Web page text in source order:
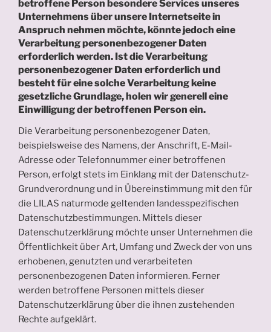
betroffene Person besondere Services unseres
Unternehmens über unsere Internetseite in
Anspruch nehmen möchte, könnte jedoch eine
Verarbeitung personenbezogener Daten
erforderlich werden. Ist die Verarbeitung
personenbezogener Daten erforderlich und
besteht für eine solche Verarbeitung keine
gesetzliche Grundlage, holen wir generell eine
Einwilligung der betroffenen Person ein.
Die Verarbeitung personenbezogener Daten,
beispielsweise des Namens, der Anschrift, E-Mail-
Adresse oder Telefonnummer einer betroffenen
Person, erfolgt stets im Einklang mit der Datenschutz-
Grundverordnung und in Übereinstimmung mit den für
die LILAS naturmode geltenden landesspezifischen
Datenschutzbestimmungen. Mittels dieser
Datenschutzerklärung möchte unser Unternehmen die
Öffentlichkeit über Art, Umfang und Zweck der von uns
erhobenen, genutzten und verarbeiteten
personenbezogenen Daten informieren. Ferner
werden betroffene Personen mittels dieser
Datenschutzerklärung über die ihnen zustehenden
Rechte aufgeklärt.